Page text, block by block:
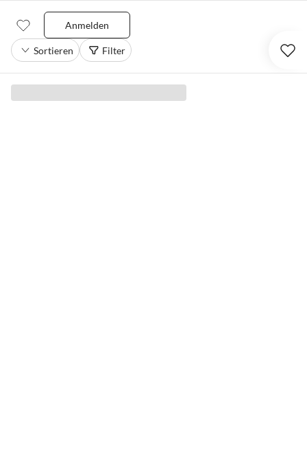
Anmelden
Sortieren Filter